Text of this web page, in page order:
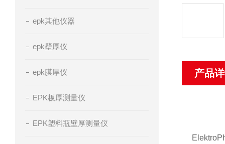
epk其他仪器
epk壁厚仪
epk膜厚仪
EPK板厚测量仪
EPK塑料瓶壁厚测量仪
产品